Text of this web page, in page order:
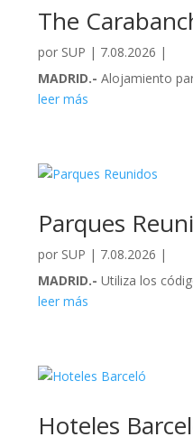
The
por SUP | 7.08.2026 |
MADRID.- Alojamiento
leer más
Parques
por SUP | 7.08.2026 |
MADRID.- Utiliza los
leer más
Hoteles